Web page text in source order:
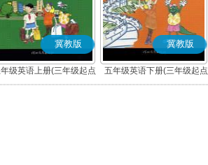
冀教版
级英语上册(三年级起点)
冀教版
五年级英语下册(三年级起点)